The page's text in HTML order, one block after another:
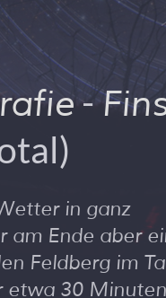
-
in ganz
am Ende aber
Feldberg im
etwa 30